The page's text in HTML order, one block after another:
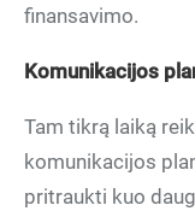
finansavimo.
Komunikacijos
Tam tikrą laiką
komunikacijos
pritraukti kuo